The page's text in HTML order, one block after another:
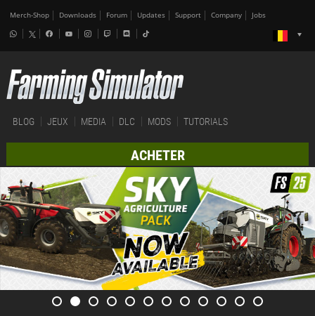
Merch-Shop Downloads Forum Updates Support Company Jobs
BLOG JEUX MEDIA DLC MODS TUTORIALS
ACHETER